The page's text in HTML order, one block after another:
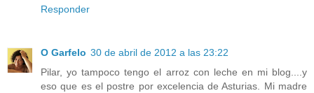
Responder
O Garfelo 30 de abril de 2012 a las 23:22
Pilar, yo tampoco tengo el arroz con leche en mi blog....y
eso que es el postre por excelencia de Asturias. Mi madre